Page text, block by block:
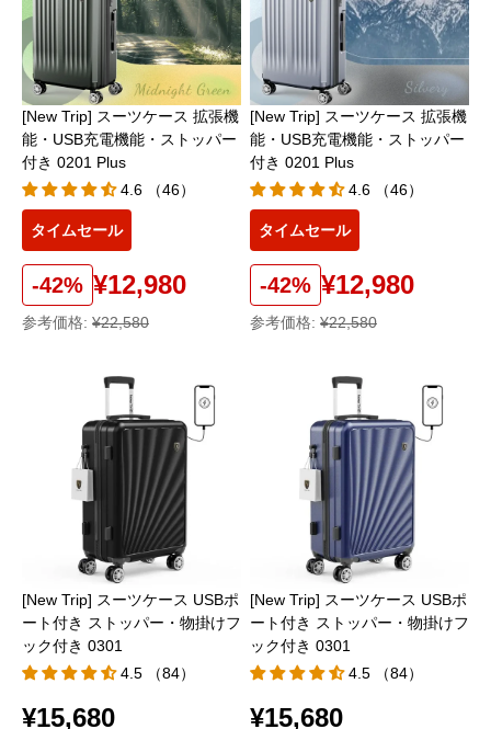
[New Trip] スーツケース 拡張機
能・USB充電機能・ストッパー
付き 0201 Plus
4.6 （46）
タイムセール
-42% ¥12,980
参考価格: ¥22,580
[New Trip] スーツケース 拡張機
能・USB充電機能・ストッパー
付き 0201 Plus
4.6 （46）
タイムセール
-42% ¥12,980
参考価格: ¥22,580
[New Trip] スーツケース USBポ
ート付き ストッパー・物掛けフ
ック付き 0301
4.5 （84）
¥15,680
[New Trip] スーツケース USBポ
ート付き ストッパー・物掛けフ
ック付き 0301
4.5 （84）
¥15,680